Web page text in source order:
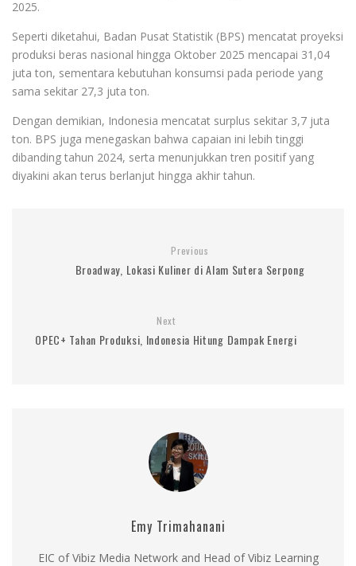
2025.
Seperti diketahui, Badan Pusat Statistik (BPS) mencatat proyeksi
produksi beras nasional hingga Oktober 2025 mencapai 31,04
juta ton, sementara kebutuhan konsumsi pada periode yang
sama sekitar 27,3 juta ton.
Dengan demikian, Indonesia mencatat surplus sekitar 3,7 juta
ton. BPS juga menegaskan bahwa capaian ini lebih tinggi
dibanding tahun 2024, serta menunjukkan tren positif yang
diyakini akan terus berlanjut hingga akhir tahun.
Previous
Broadway, Lokasi Kuliner di Alam Sutera Serpong
Next
OPEC+ Tahan Produksi, Indonesia Hitung Dampak Energi
Emy Trimahanani
EIC of Vibiz Media Network and Head of Vibiz Learning